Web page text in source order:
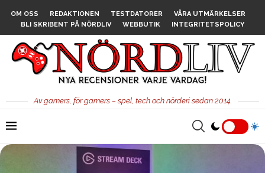
OM OSS REDAKTIONEN TESTDATORER
VÅRA UTMÄRKELSER
BLI SKRIBENT PÅ NÖRDLIV
WEBBUTIK INTEGRITETSPOLICY
Av gamers, för gamers – spel, tech och nörderi sedan 2014.